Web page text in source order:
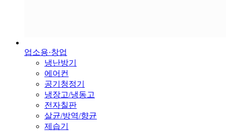
업소용·창업
냉난방기
에어컨
공기청정기
냉장고/냉동고
전자칠판
살균/방역/향균
제습기